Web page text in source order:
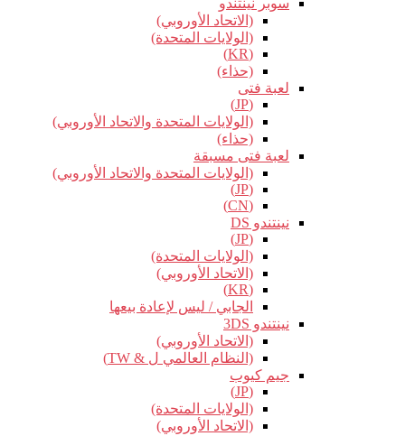
سوبر نينتندو
(الاتحاد الأوروبي)
(الولايات المتحدة)
(KR)
(حذاء)
لعبة فتى
(JP)
(الولايات المتحدة والاتحاد الأوروبي)
(حذاء)
لعبة فتى مسبقة
(الولايات المتحدة والاتحاد الأوروبي)
(JP)
(CN)
نينتندو DS
(JP)
(الولايات المتحدة)
(الاتحاد الأوروبي)
(KR)
الجابي / ليس لإعادة بيعها
نينتندو 3DS
(الاتحاد الأوروبي)
(النظام العالمي ل & TW)
جيم كيوب
(JP)
(الولايات المتحدة)
(الاتحاد الأوروبي)